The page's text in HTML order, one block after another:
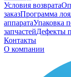
Условия возврата
заказПрограмма
аппаратаУпаковка
запчастейДефекты
Контакты
О компании